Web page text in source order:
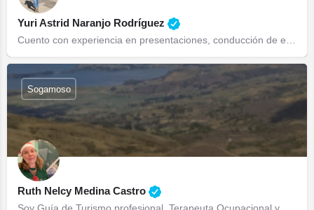
Yuri Astrid Naranjo Rodríguez
Ruth Nelcy Medina Castro
Sogamoso